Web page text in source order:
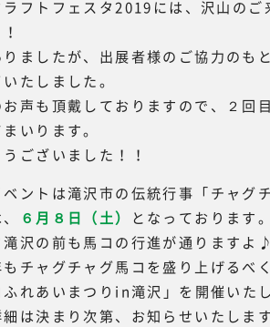
フトフェスタ2019には、沢山の
ましたが、出展者様のご協力のも
たしました。
声も頂戴しておりますので、２回
いります。
ございました！！
ントは滝沢市の伝統行事「チャグ
６月８日（土）
となっております。
滝沢の前も馬コの行進が通ります
チャグチャグ馬コを盛り上げるべ
れあいまつりin滝沢」を開催いた
は決まり次第、お知らせいたしま